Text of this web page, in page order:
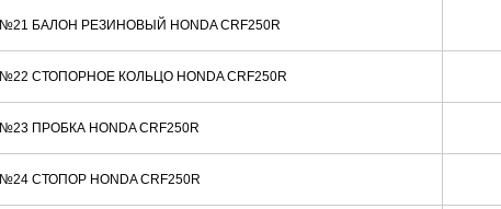
№21 БАЛОН РЕЗИНОВЫЙ HONDA CRF250R
№22 СТОПОРНОЕ КОЛЬЦО HONDA CRF250R
№23 ПРОБКА HONDA CRF250R
№24 СТОПОР HONDA CRF250R